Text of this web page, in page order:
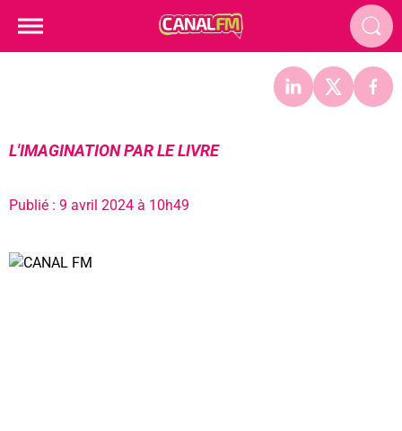
L'IMAGINATION PAR LE LIVRE
Publié : 9 avril 2024 à 10h49